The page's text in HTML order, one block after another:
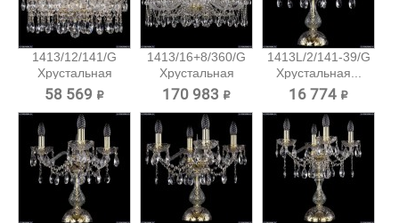
1413/12/141/G
Хрустальная
подвесная...
58 569 ₽
1413/16+8/360/G
Хрустальная
подвесная...
170 983 ₽
1413L/2/141-39/G
Хрустальная...
16 774 ₽